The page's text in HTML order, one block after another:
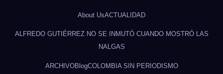
About UsACTUALIDAD
ALFREDO GUTIÉRREZ NO SE INMUTÓ CUANDO MOSTRÓ LAS
NALGAS
ARCHIVOBlogCOLOMBIA SIN PERIODISMO